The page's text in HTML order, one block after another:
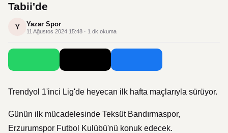
Tabii'de
Y Yazar Spor
11 Ağustos 2024 15:48 · 1 dk okuma
Trendyol 1'inci Lig'de heyecan ilk hafta maçlarıyla sürüyor.
Günün ilk mücadelesinde Teksüt Bandırmaspor,
Erzurumspor Futbol Kulübü'nü konuk edecek.